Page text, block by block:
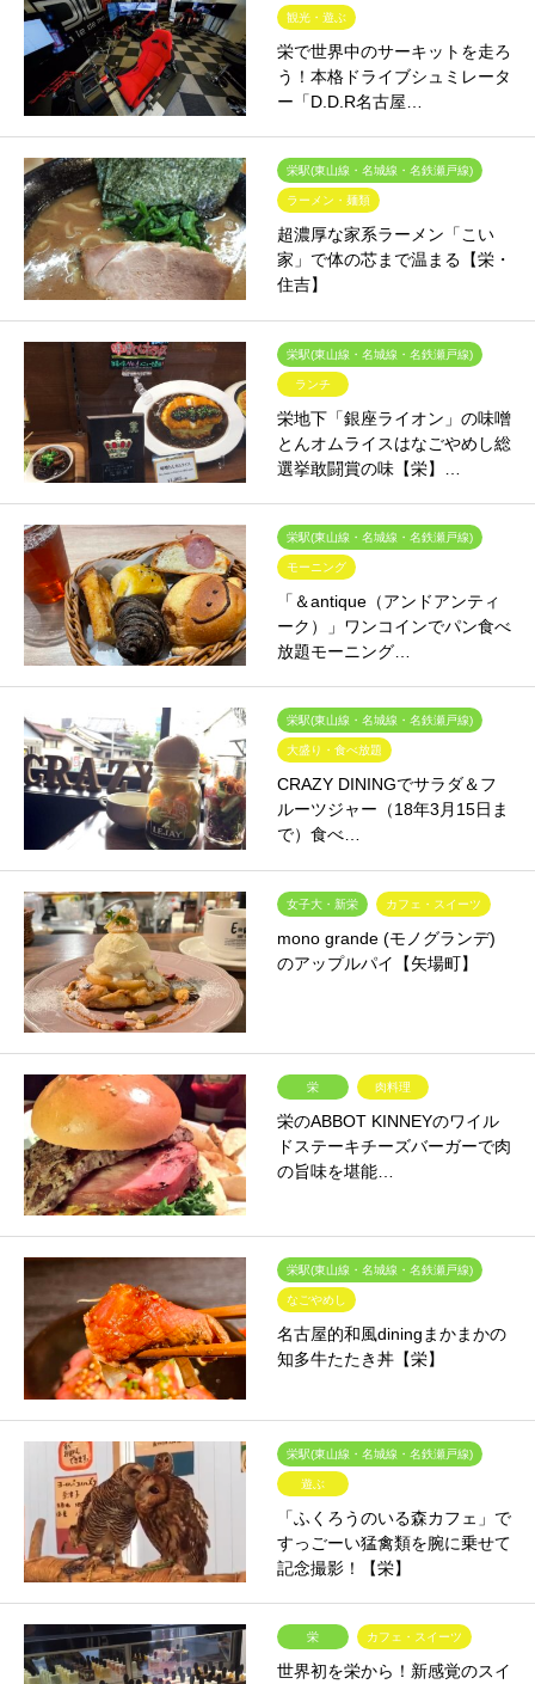
観光・遊ぶ
栄で世界中のサーキットを走ろ
う！本格ドライブシュミレータ
ー「D.D.R名古屋…
栄駅(東山線・名城線・名鉄瀬戸線)
ラーメン・麺類
超濃厚な家系ラーメン「こい
家」で体の芯まで温まる【栄・
住吉】
栄駅(東山線・名城線・名鉄瀬戸線)
ランチ
栄地下「銀座ライオン」の味噌
とんオムライスはなごやめし総
選挙敢闘賞の味【栄】…
栄駅(東山線・名城線・名鉄瀬戸線)
モーニング
「＆antique（アンドアンティ
ーク）」ワンコインでパン食べ
放題モーニング…
栄駅(東山線・名城線・名鉄瀬戸線)
大盛り・食べ放題
CRAZY DININGでサラダ＆フ
ルーツジャー（18年3月15日ま
で）食べ…
女子大・新栄 カフェ・スイーツ
mono grande (モノグランデ)
のアップルパイ【矢場町】
栄 肉料理
栄のABBOT KINNEYのワイル
ドステーキチーズバーガーで肉
の旨味を堪能…
栄駅(東山線・名城線・名鉄瀬戸線)
なごやめし
名古屋的和風diningまかまかの
知多牛たたき丼【栄】
栄駅(東山線・名城線・名鉄瀬戸線)
遊ぶ
「ふくろうのいる森カフェ」で
すっごーい猛禽類を腕に乗せて
記念撮影！【栄】
栄 カフェ・スイーツ
世界初を栄から！新感覚のスイ